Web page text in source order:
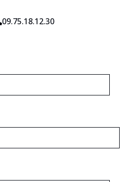
09.75.18.12.30